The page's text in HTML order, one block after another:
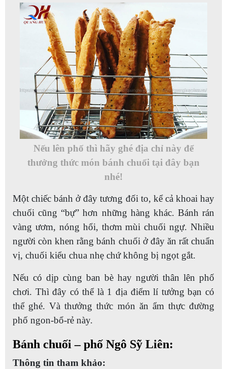
Nếu lên phố thì hãy ghé địa chỉ này để
thưởng thức món bánh chuối tại đây bạn
nhé!
Một chiếc bánh ở đây tương đối to, kể cả khoai hay
chuối cũng “bự” hơn những hàng khác. Bánh rán
vàng ươm, nóng hổi, thơm mùi chuối ngự. Nhiều
người còn khen rằng bánh chuối ở đây ăn rất chuẩn
vị, chuối kiểu chua nhẹ chứ không bị ngọt gắt.
Nếu có dịp cùng ban bè hay người thân lên phố
chơi. Thì đây có thể là 1 địa điểm lí tưởng bạn có
thể ghé. Và thưởng thức món ăn ẩm thực đường
phố ngon-bổ-rẻ này.
Bánh chuối – phố Ngô Sỹ Liên:
Thông tin tham khảo: